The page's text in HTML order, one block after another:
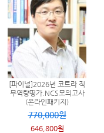
[파이널]2026년 코트라 직
무역량평가.NCS모의고사
(온라인패키지)
770,000원
646,800원